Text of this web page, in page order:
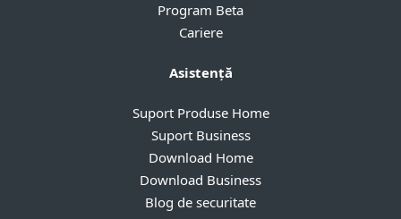
Program Beta
Cariere
Asistență
Suport Produse Home
Suport Business
Download Home
Download Business
Blog de securitate